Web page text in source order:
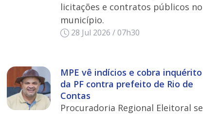
licitações e contratos públicos no
município.
28 Jul 2026 / 07h30
MPE vê indícios e cobra inquérito
da PF contra prefeito de Rio de
Contas
Procuradoria Regional Eleitoral se